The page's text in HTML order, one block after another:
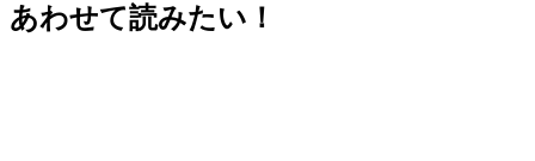
あわせて読みたい！